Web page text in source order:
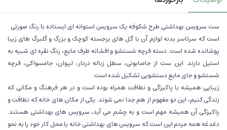
ست سرویس بهداشتی طرح شکوفه یک سرویس استوانه ای ایستاده با رنگ صورتی
است که سرتاسر بدنه لوازم آن با گل های برجسته کوچک و بزرگ و گلبرگ های زیبا
پوشانده شده است. دسته فرچه شستشو و افشانه ظرف مایع، رنگ نقره ای شبیه به
استیل دارند. این ست از جاصابونی، سطل زباله دردار، لیوان، جامسواکی، فرچه
شستشو و جای مایع دستشویی تشکیل شده است.
زیبایی همیشه با پاکیزگی و نظافت همراه بوده است و در هر فرهنگ و مکانی که
زندگی کنیم، این دو مفهوم از هم جدا نمی شوند. یکی از مکان های خانه که نظافت و
پاکیزگی آن همیشه مهم است و به چشم می آید، سرویس های بهداشتی هستند.
دغدغه همه مردم این است که سرویس های بهداشتی خانه یا محل کار خود را به نحو